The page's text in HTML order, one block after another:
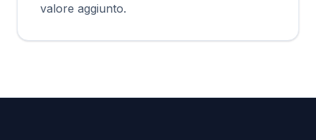
valore aggiunto.